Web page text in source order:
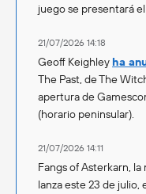
juego se presentará
21/07/2026 14:18
Geoff Keighley ha
The Past, de The
apertura de
(horario peninsular).
21/07/2026 14:11
Fangs of Asterkarn,
lanza este 23 de julio,